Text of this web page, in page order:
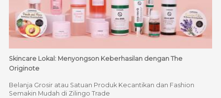
Skincare Lokal: Menyongson Keberhasilan dengan The
Originote
Belanja Grosir atau Satuan Produk Kecantikan dan Fashion
Semakin Mudah di Zilingo Trade